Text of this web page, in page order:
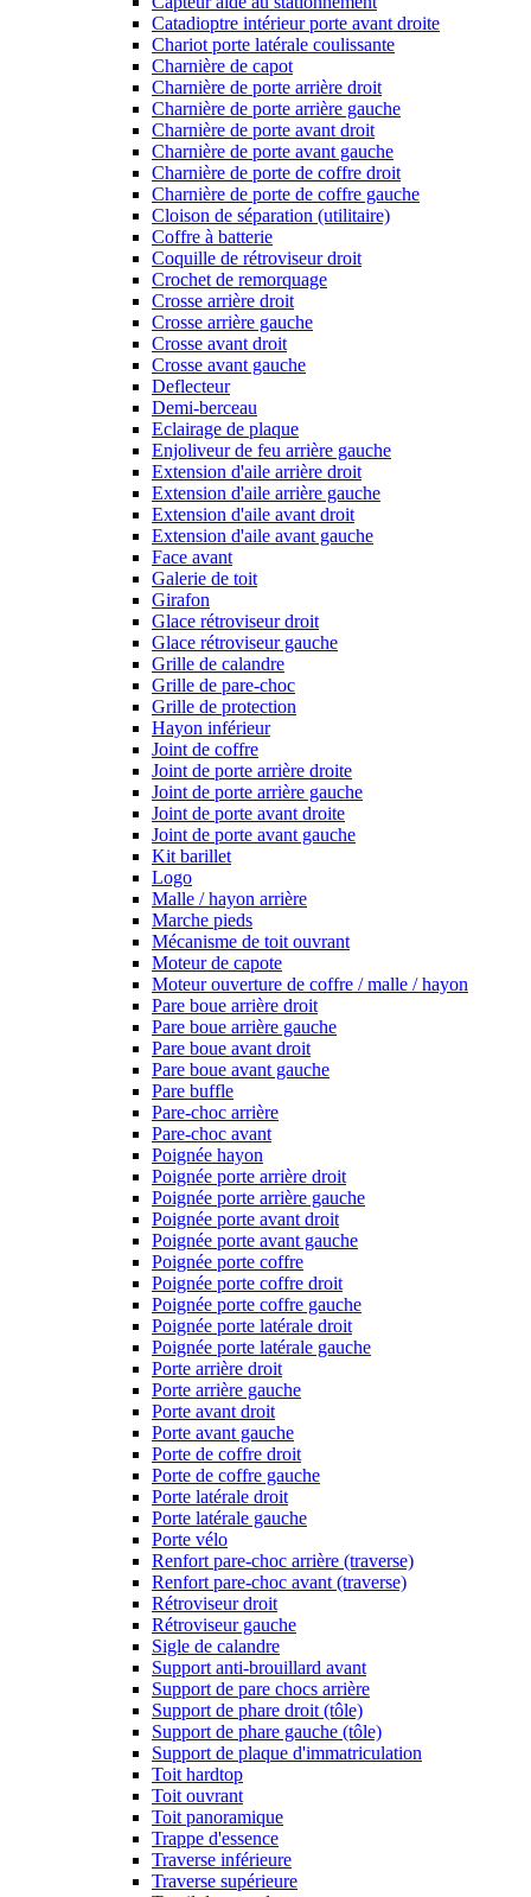
Catadioptre intérieur porte avant droite
Chariot porte latérale coulissante
Charnière de capot
Charnière de porte arrière droit
Charnière de porte arrière gauche
Charnière de porte avant droit
Charnière de porte avant gauche
Charnière de porte de coffre droit
Charnière de porte de coffre gauche
Cloison de séparation (utilitaire)
Coffre à batterie
Coquille de rétroviseur droit
Crochet de remorquage
Crosse arrière droit
Crosse arrière gauche
Crosse avant droit
Crosse avant gauche
Deflecteur
Demi-berceau
Eclairage de plaque
Enjoliveur de feu arrière gauche
Extension d'aile arrière droit
Extension d'aile arrière gauche
Extension d'aile avant droit
Extension d'aile avant gauche
Face avant
Galerie de toit
Girafon
Glace rétroviseur droit
Glace rétroviseur gauche
Grille de calandre
Grille de pare-choc
Grille de protection
Hayon inférieur
Joint de coffre
Joint de porte arrière droite
Joint de porte arrière gauche
Joint de porte avant droite
Joint de porte avant gauche
Kit barillet
Logo
Malle / hayon arrière
Marche pieds
Mécanisme de toit ouvrant
Moteur de capote
Moteur ouverture de coffre / malle / hayon
Pare boue arrière droit
Pare boue arrière gauche
Pare boue avant droit
Pare boue avant gauche
Pare buffle
Pare-choc arrière
Pare-choc avant
Poignée hayon
Poignée porte arrière droit
Poignée porte arrière gauche
Poignée porte avant droit
Poignée porte avant gauche
Poignée porte coffre
Poignée porte coffre droit
Poignée porte coffre gauche
Poignée porte latérale droit
Poignée porte latérale gauche
Porte arrière droit
Porte arrière gauche
Porte avant droit
Porte avant gauche
Porte de coffre droit
Porte de coffre gauche
Porte latérale droit
Porte latérale gauche
Porte vélo
Renfort pare-choc arrière (traverse)
Renfort pare-choc avant (traverse)
Rétroviseur droit
Rétroviseur gauche
Sigle de calandre
Support anti-brouillard avant
Support de pare chocs arrière
Support de phare droit (tôle)
Support de phare gauche (tôle)
Support de plaque d'immatriculation
Toit hardtop
Toit ouvrant
Toit panoramique
Trappe d'essence
Traverse inférieure
Traverse supérieure